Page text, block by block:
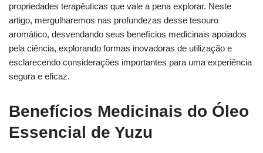
propriedades terapêuticas que vale a pena explorar. Neste
artigo, mergulharemos nas profundezas desse tesouro
aromático, desvendando seus benefícios medicinais apoiados
pela ciência, explorando formas inovadoras de utilização e
esclarecendo considerações importantes para uma experiência
segura e eficaz.
Benefícios Medicinais do Óleo
Essencial de Yuzu